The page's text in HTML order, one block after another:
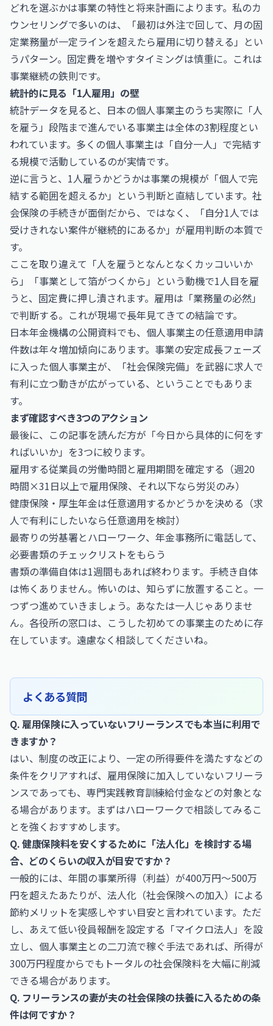
どれを選ぶかは事業の特性と将来計画によります。私のカ
ウンセリングで多いのは、「最初は外注で回して、月の固
定業務量が一定ラインを超えたら雇用に切り替える」とい
うパターン。固定費を増やすタイミングは慎重に。これは
事業継続の鉄則です。
統計的に見る「1人雇用」の壁
統計データを見ると、日本の個人事業主のうち実際に「人
を雇う」段階まで進んでいる事業主は全体の3割程度とい
われています。多くの個人事業主は「自分一人」で完結す
る規模で活動しているのが実情です。
逆に言うと、1人雇うかどうかは事業の規模が「個人で完
結する範囲を超えるか」という判断と直結しています。社
会保険の手続きが面倒だから、ではなく、「自分1人では
受けきれない案件が継続的にあるか」が雇用判断の本質で
す。
ここを取り違えて「人を雇うとなんとなくカッコいいか
ら」「事業として箔がつくから」という動機で1人目を雇
うと、固定費に押し潰されます。雇用は「業務量の必然」
で判断する。これが現場で長年見てきての結論です。
日本年金機構の公開資料でも、個人事業主の任意適用申請
件数は年々増加傾向にあります。事業の安定成長フェーズ
に入った個人事業主が、「社会保険完備」を武器に求人で
有利に立つ動きが広がっている、ということでもありま
す。
まず確認すべき3つのアクション
最後に、この記事を読んだ方が「今日から具体的に何をす
ればいいか」を3つに絞ります。
雇用する従業員の労働時間と雇用期間を確定する（週20
時間×31日以上で雇用保険、それ以下なら労災のみ）
健康保険・厚生年金は任意適用するかどうかを決める（求
人で有利にしたいなら任意適用を検討）
最寄りの労基署とハローワーク、年金事務所に電話して、
必要書類のチェックリストをもらう
書類の準備自体は1週間もあれば終わります。手続き自体
は怖くありません。怖いのは、知らずに放置すること。一
つずつ進めていきましょう。あなたは一人じゃありませ
ん。各役所の窓口は、こうした初めての事業主のために存
在しています。遠慮なく相談してくださいね。
よくある質問
Q. 雇用保険に入っていないフリーランスでも本当に利用で
きますか？
はい、制度の改正により、一定の所得要件を満たすなどの
条件をクリアすれば、雇用保険に加入していないフリーラ
ンスであっても、専門実践教育訓練給付金などの対象とな
る場合があります。まずはハローワークで相談してみるこ
とを強くおすすめします。
Q. 健康保険料を安くするために「法人化」を検討する場
合、どのくらいの収入が目安ですか？
一般的には、年間の事業所得（利益）が400万円〜500万
円を超えたあたりが、法人化（社会保険への加入）による
節約メリットを実感しやすい目安と言われています。ただ
し、あえて低い役員報酬を設定する「マイクロ法人」を設
立し、個人事業主との二刀流で稼ぐ手法であれば、所得が
300万円程度からでもトータルの社会保険料を大幅に削減
できる場合があります。
Q. フリーランスの妻が夫の社会保険の扶養に入るための条
件は何ですか？